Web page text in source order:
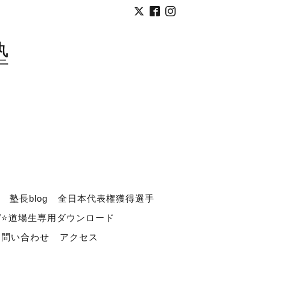
塾長blog
全日本代表権獲得選手
道場生専用ダウンロード
い合わせ アクセス